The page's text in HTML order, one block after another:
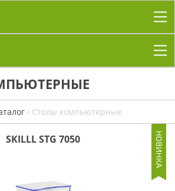
› Столы компьютерные
SKILLL STG 7050